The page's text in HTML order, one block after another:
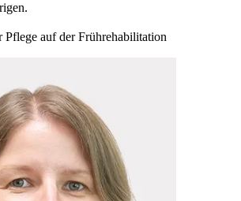
Pflege auf der Frührehabilitation